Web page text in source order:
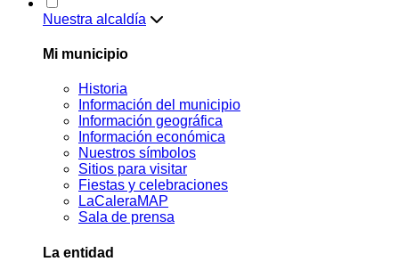
Nuestra alcaldía
Mi municipio
Historia
Información del municipio
Información geográfica
Información económica
Nuestros símbolos
Sitios para visitar
Fiestas y celebraciones
LaCaleraMAP
Sala de prensa
La entidad